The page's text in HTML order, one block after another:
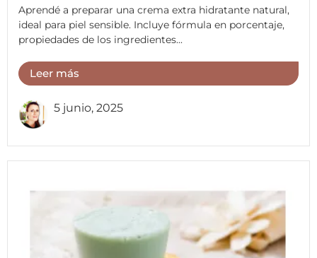
Aprendé a preparar una crema extra hidratante natural,
ideal para piel sensible. Incluye fórmula en porcentaje,
propiedades de los ingredientes...
Leer más
5 junio, 2025